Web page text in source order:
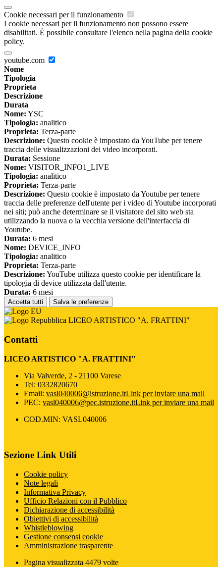
Cookie necessari per il funzionamento
I cookie necessari per il funzionamento non possono essere
disabilitati. È possibile consultare l'elenco nella pagina della cookie
policy.
youtube.com
Nome
Tipologia
Proprieta
Descrizione
Durata
Nome: YSC
Tipologia: analitico
Proprieta: Terza-parte
Descrizione: Questo cookie è impostato da YouTube per tenere
traccia delle visualizzazioni dei video incorporati.
Durata: Sessione
Nome: VISITOR_INFO1_LIVE
Tipologia: analitico
Proprieta: Terza-parte
Descrizione: Questo cookie è impostato da Youtube per tenere
traccia delle preferenze dell'utente per i video di Youtube incorporati
nei siti; può anche determinare se il visitatore del sito web sta
utilizzando la nuova o la vecchia versione dell'interfaccia di
Youtube.
Durata: 6 mesi
Nome: DEVICE_INFO
Tipologia: analitico
Proprieta: Terza-parte
Descrizione: YouTube utilizza questo cookie per identificare la
tipologia di device utilizzata dall'utente.
Durata: 6 mesi
Accetta tutti Salva le preferenze
LICEO ARTISTICO "A. FRATTINI"
Contatti
LICEO ARTISTICO "A. FRATTINI"
Via Valverde, 2 - 21100 Varese
Tel: 0332820670
Email: vasl040006@istruzione.itLink per inviare una mail
PEC: vasl040006@pec.istruzione.itLink per inviare una mail
COD.MIN: VASL040006
Sezione Link Utili
Cookie policy
Note legali
Informativa Privacy
Ufficio Relazioni con il Pubblico
Dichiarazione di accessibilità
Obiettivi di accessibilità
Whistleblowing
Gestione consensi cookie
Amministrazione trasparente
Pagina visualizzata 4479 volte